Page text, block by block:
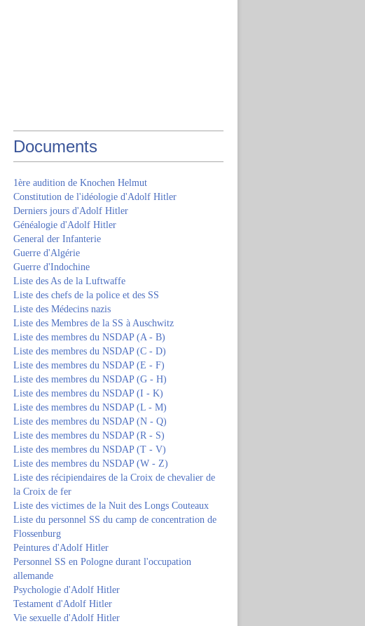
Documents
1ère audition de Knochen Helmut
Constitution de l'idéologie d'Adolf Hitler
Derniers jours d'Adolf Hitler
Généalogie d'Adolf Hitler
General der Infanterie
Guerre d'Algérie
Guerre d'Indochine
Liste des As de la Luftwaffe
Liste des chefs de la police et des SS
Liste des Médecins nazis
Liste des Membres de la SS à Auschwitz
Liste des membres du NSDAP (A - B)
Liste des membres du NSDAP (C - D)
Liste des membres du NSDAP (E - F)
Liste des membres du NSDAP (G - H)
Liste des membres du NSDAP (I - K)
Liste des membres du NSDAP (L - M)
Liste des membres du NSDAP (N - Q)
Liste des membres du NSDAP (R - S)
Liste des membres du NSDAP (T - V)
Liste des membres du NSDAP (W - Z)
Liste des récipiendaires de la Croix de chevalier de
la Croix de fer
Liste des victimes de la Nuit des Longs Couteaux
Liste du personnel SS du camp de concentration de
Flossenburg
Peintures d'Adolf Hitler
Personnel SS en Pologne durant l'occupation
allemande
Psychologie d'Adolf Hitler
Testament d'Adolf Hitler
Vie sexuelle d'Adolf Hitler